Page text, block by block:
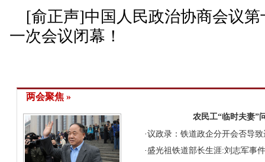
[俞正声]中国人民政治协商会议第
一次会议闭幕！
两会聚焦 »
农民工“临时夫妻”
·议政录：铁道政企分开会否导
·盛光祖铁道部长生涯:刘志军事